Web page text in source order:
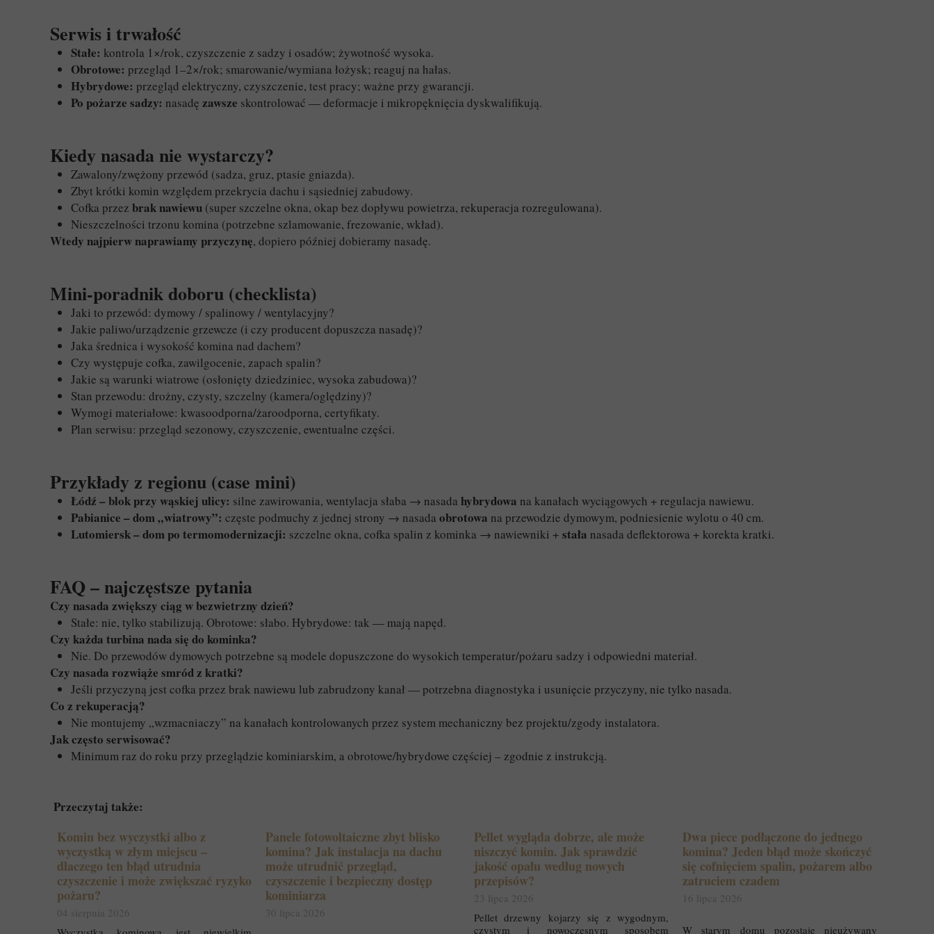
Serwis i trwałość
Stałe: kontrola 1×/rok, czyszczenie z sadzy i osadów; żywotność wysoka.
Obrotowe: przegląd 1–2×/rok; smarowanie/wymiana łożysk; reaguj na hałas.
Hybrydowe: przegląd elektryczny, czyszczenie, test pracy; ważne przy gwarancji.
Po pożarze sadzy: nasadę zawsze skontrolować — deformacje i mikropęknięcia dyskwalifikują.
Kiedy nasada nie wystarczy?
Zawalony/zwężony przewód (sadza, gruz, ptasie gniazda).
Zbyt krótki komin względem przekrycia dachu i sąsiedniej zabudowy.
Cofka przez brak nawiewu (super szczelne okna, okap bez dopływu powietrza, rekuperacja rozregulowana).
Nieszczelności trzonu komina (potrzebne szlamowanie, frezowanie, wkład).
Wtedy najpierw naprawiamy przyczynę, dopiero później dobieramy nasadę.
Mini-poradnik doboru (checklista)
Jaki to przewód: dymowy / spalinowy / wentylacyjny?
Jakie paliwo/urządzenie grzewcze (i czy producent dopuszcza nasadę)?
Jaka średnica i wysokość komina nad dachem?
Czy występuje cofka, zawilgocenie, zapach spalin?
Jakie są warunki wiatrowe (osłonięty dziedziniec, wysoka zabudowa)?
Stan przewodu: drożny, czysty, szczelny (kamera/oględziny)?
Wymogi materiałowe: kwasoodporna/żaroodporna, certyfikaty.
Plan serwisu: przegląd sezonowy, czyszczenie, ewentualne części.
Przykłady z regionu (case mini)
Łódź – blok przy wąskiej ulicy: silne zawirowania, wentylacja słaba → nasada hybrydowa na kanałach wyciągowych + regulacja nawiewu.
Pabianice – dom „wiatrowy”: częste podmuchy z jednej strony → nasada obrotowa na przewodzie dymowym, podniesienie wylotu o 40 cm.
Lutomiersk – dom po termomodernizacji: szczelne okna, cofka spalin z kominka → nawiewniki + stała nasada deflektorowa + korekta kratki.
FAQ – najczęstsze pytania
Czy nasada zwiększy ciąg w bezwietrzny dzień?
Stałe: nie, tylko stabilizują. Obrotowe: słabo. Hybrydowe: tak — mają napęd.
Czy każda turbina nada się do kominka?
Nie. Do przewodów dymowych potrzebne są modele dopuszczone do wysokich temperatur/pożaru sadzy i odpowiedni materiał.
Czy nasada rozwiąże smród z kratki?
Jeśli przyczyną jest cofka przez brak nawiewu lub zabrudzony kanał — potrzebna diagnostyka i usunięcie przyczyny, nie tylko nasada.
Co z rekuperacją?
Nie montujemy „wzmacniaczy” na kanałach kontrolowanych przez system mechaniczny bez projektu/zgody instalatora.
Jak często serwisować?
Minimum raz do roku przy przeglądzie kominiarskim, a obrotowe/hybrydowe częściej – zgodnie z instrukcją.
Przeczytaj także:
Komin bez wyczystki albo z
wyczystką w złym miejscu –
dlaczego ten błąd utrudnia
czyszczenie i może zwiększać ryzyko
pożaru?
04 sierpnia 2026
Panele fotowoltaiczne zbyt blisko
komina? Jak instalacja na dachu
może utrudnić przegląd,
czyszczenie i bezpieczny dostęp
kominiarza
30 lipca 2026
Pellet wygląda dobrze, ale może
niszczyć komin. Jak sprawdzić
jakość opału według nowych
przepisów?
23 lipca 2026
Pellet drzewny kojarzy się z wygodnym,
czystym i nowoczesnym sposobem
Dwa piece podłączone do jednego
komina? Jeden błąd może skończyć
się cofnięciem spalin, pożarem albo
zatruciem czadem
16 lipca 2026
W starym domu pozostaje nieużywany